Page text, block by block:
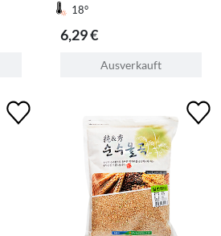
18°
6,29 €
Ausverkauft